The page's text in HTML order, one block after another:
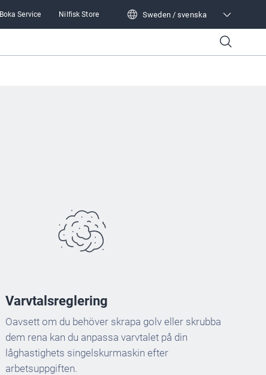
Boka Service Nilfisk Store Sweden / svenska
Varvtalsreglering
Oavsett om du behöver skrapa golv eller skrubba
dem rena kan du anpassa varvtalet på din
låghastighets singelskurmaskin efter
arbetsuppgiften.